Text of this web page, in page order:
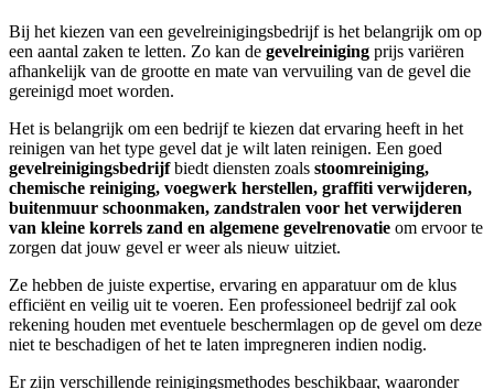
Bij het kiezen van een gevelreinigingsbedrijf is het belangrijk om op
een aantal zaken te letten. Zo kan de gevelreiniging prijs variëren
afhankelijk van de grootte en mate van vervuiling van de gevel die
gereinigd moet worden.
Het is belangrijk om een bedrijf te kiezen dat ervaring heeft in het
reinigen van het type gevel dat je wilt laten reinigen. Een goed
gevelreinigingsbedrijfbiedt diensten zoals stoomreiniging,
chemische reiniging, voegwerk herstellen, graffiti verwijderen,
buitenmuur schoonmaken, zandstralen voor het verwijderen
van kleine korrels zand en algemene gevelrenovatie om ervoor te
zorgen dat jouw gevel er weer als nieuw uitziet.
Ze hebben de juiste expertise, ervaring en apparatuur om de klus
efficiënt en veilig uit te voeren. Een professioneel bedrijf zal ook
rekening houden met eventuele beschermlagen op de gevel om deze
niet te beschadigen of het te laten impregneren indien nodig.
Er zijn verschillende reinigingsmethodes beschikbaar, waaronder